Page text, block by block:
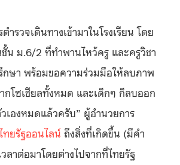
ำรวจเดินทางเข้ามาในโรงเรียน โดย
ชั้น ม.6/2 ที่ทำพานไหว้ครู และครูวิชา
ษา พร้อมขอความร่วมมือให้ลบภาพ
กโซเชียลทั้งหมด และเด็กๆ ก็ลบออก
เองหมดแล้วครับ” ผู้อำนวยการ
ทยรัฐออนไลน์ ถึงสิ่งที่เกิดขึ้น (มีคำ
ลาต่อมาโดยต่างไปจากที่ไทยรัฐ